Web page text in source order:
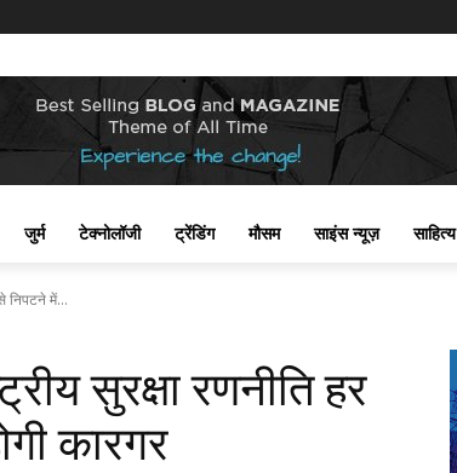
जुर्म टेक्नोलॉजी ट्रेंडिंग मौसम साइंस न्यूज़ साहित्य
निपटने में...
सुरक्षा रणनीति हर
कारगर